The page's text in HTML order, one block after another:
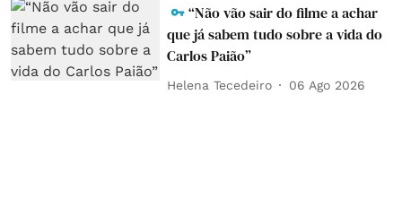
“Não vão sair do filme a achar
que já sabem tudo sobre a vida do
Carlos Paião”
Helena Tecedeiro 06 Ago 2026